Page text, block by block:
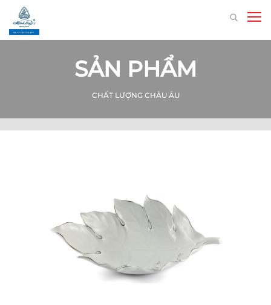
SẢN PHẨM
CHẤT LƯỢNG CHÂU ÂU